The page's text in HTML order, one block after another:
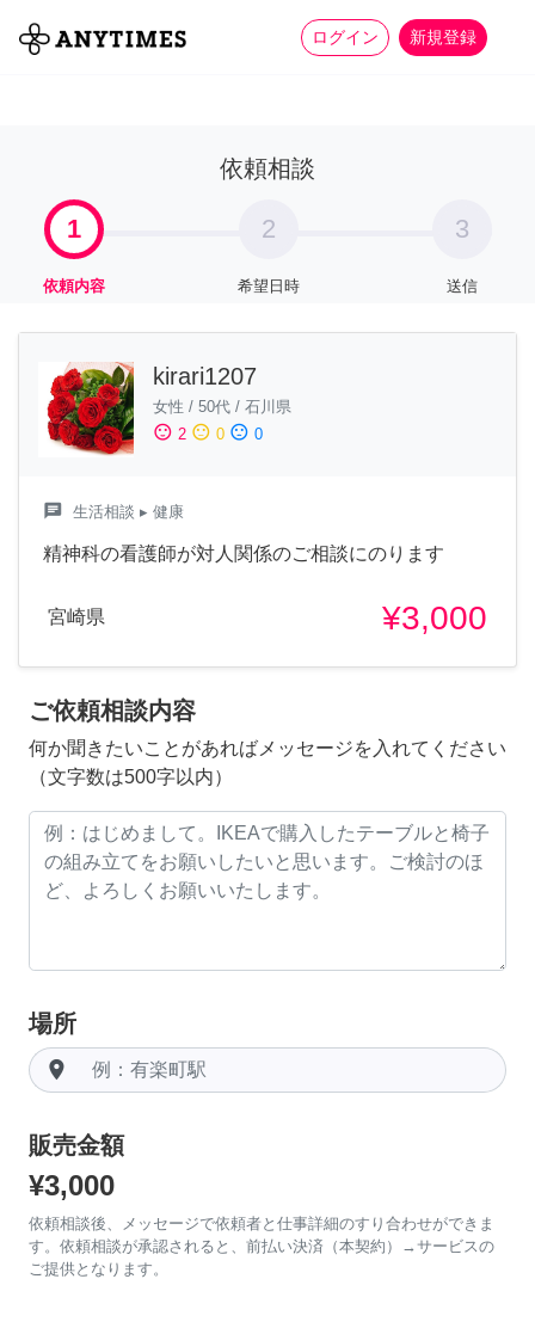
ログイン 新規登録
全て 家事 more_horiz
依頼相談
1
依頼内容
2
希望日時
3
送信
kirari1207
女性 / 50代 / 石川県
sentiment_satisfied 2 sentiment_neutral 0 sentiment_dissatisfied 0
chat 生活相談 ▸ 健康
精神科の看護師が対人関係のご相談にのります
宮崎県 ¥3,000
ご依頼相談内容
何か聞きたいことがあればメッセージを入れてください
（文字数は500字以内）
場所
room
販売金額
¥3,000
依頼相談後、メッセージで依頼者と仕事詳細のすり合わせができま
す。依頼相談が承認されると、前払い決済（本契約）→サービスの
ご提供となります。